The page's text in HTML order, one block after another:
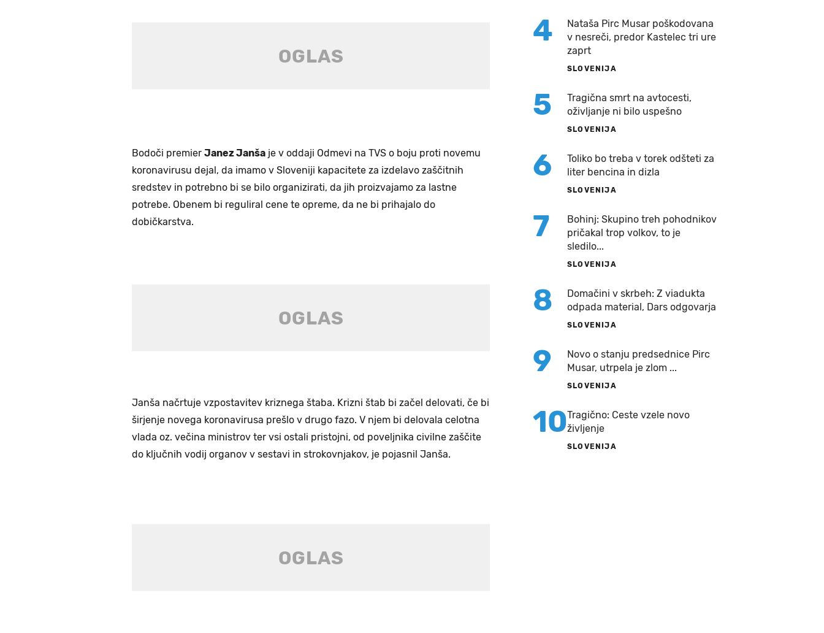
Bodoči premier Janez Janša je v oddaji Odmevi na TVS o boju proti novemu
koronavirusu dejal, da imamo v Sloveniji kapacitete za izdelavo zaščitnih
sredstev in potrebno bi se bilo organizirati, da jih proizvajamo za lastne
potrebe. Obenem bi reguliral cene te opreme, da ne bi prihajalo do
dobičkarstva.
Janša načrtuje vzpostavitev kriznega štaba. Krizni štab bi začel delovati, če bi
širjenje novega koronavirusa prešlo v drugo fazo. V njem bi delovala celotna
vlada oz. večina ministrov ter vsi ostali pristojni, od poveljnika civilne zaščite
do ključnih vodij organov v sestavi in strokovnjakov, je pojasnil Janša.
4
Nataša Pirc Musar poškodovana
v nesreči, predor Kastelec tri ure
zaprt
SLOVENIJA
5
Tragična smrt na avtocesti,
oživljanje ni bilo uspešno
SLOVENIJA
6
Toliko bo treba v torek odšteti za
liter bencina in dizla
SLOVENIJA
7
Bohinj: Skupino treh pohodnikov
pričakal trop volkov, to je
sledilo...
SLOVENIJA
8
Domačini v skrbeh: Z viadukta
odpada material, Dars odgovarja
SLOVENIJA
9
Novo o stanju predsednice Pirc
Musar, utrpela je zlom ...
SLOVENIJA
10Tragično: Ceste vzele novo
življenje
SLOVENIJA